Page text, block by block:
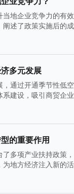
地企业竞争力的有
述了政策实施后的
多元发展
通过开通季节性低
建设，吸引商贸企
的重要作用
多项产业扶持政策
地方经济注入新的